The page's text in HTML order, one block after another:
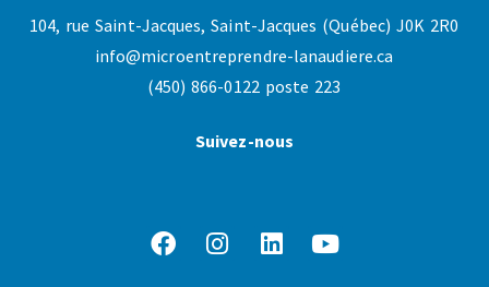
104, rue Saint-Jacques, Saint-Jacques (Québec) J0K 2R0
info@microentreprendre-lanaudiere.ca
(450) 866-0122 poste 223
Suivez-nous